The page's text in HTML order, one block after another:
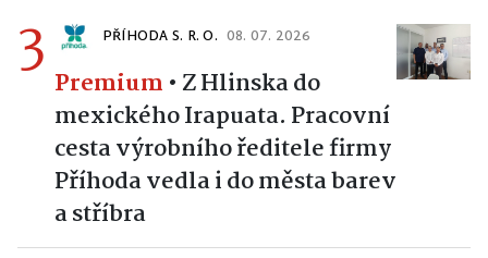
3 PŘÍHODA S. R. O. 08. 07. 2026
Premium • Z Hlinska do
mexického Irapuata. Pracovní
cesta výrobního ředitele firmy
Příhoda vedla i do města barev
a stříbra